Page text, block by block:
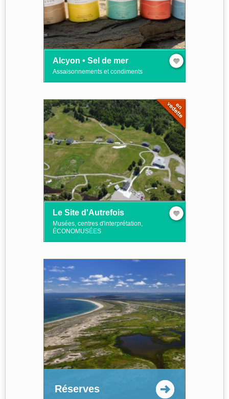
Alcyon • Sel de mer
Assaisonnements et condiments
Le Site d'Autrefois
Musées, centres d'interprétation,
ÉCONOMUSÉES
Réserves